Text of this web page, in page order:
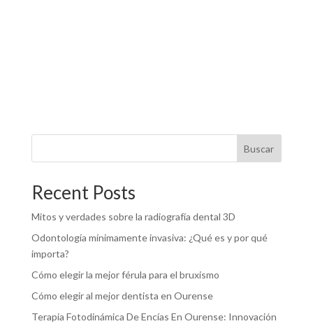
Buscar
Recent Posts
Mitos y verdades sobre la radiografía dental 3D
Odontología mínimamente invasiva: ¿Qué es y por qué
importa?
Cómo elegir la mejor férula para el bruxismo
Cómo elegir al mejor dentista en Ourense
Terapia Fotodinámica De Encías En Ourense: Innovación